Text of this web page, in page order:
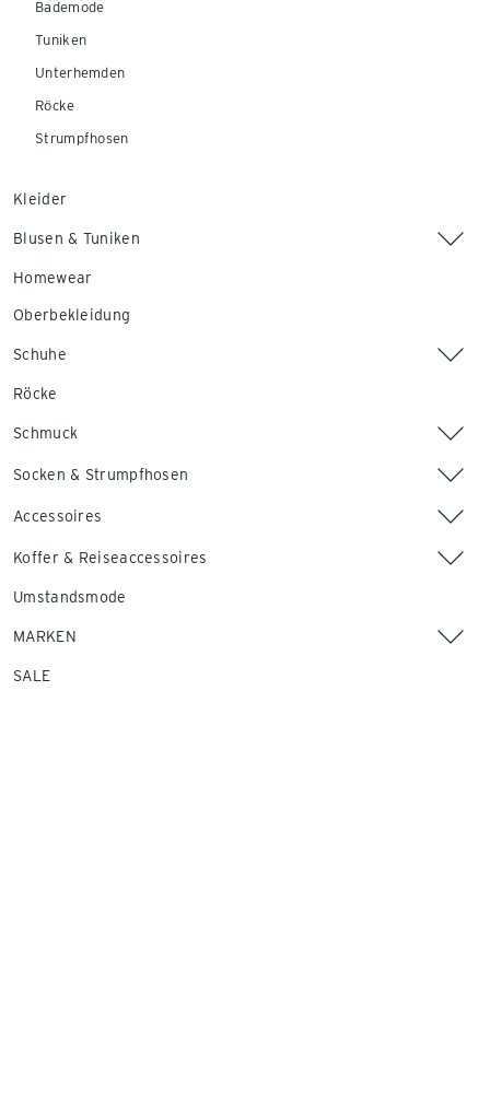
Bademode
Tuniken
Unterhemden
Röcke
Strumpfhosen
Kleider
Blusen & Tuniken
Homewear
Oberbekleidung
Schuhe
Röcke
Schmuck
Socken & Strumpfhosen
Accessoires
Koffer & Reiseaccessoires
Umstandsmode
MARKEN
SALE